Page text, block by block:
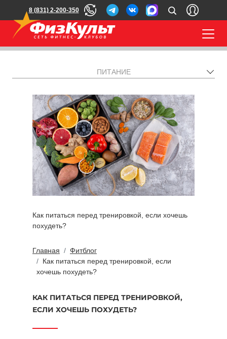
8 (831) 2-200-350
ПИТАНИЕ
Как питаться перед тренировкой, если хочешь
похудеть?
Главная
Фитблог
Как питаться перед тренировкой, если
хочешь похудеть?
КАК ПИТАТЬСЯ ПЕРЕД ТРЕНИРОВКОЙ,
ЕСЛИ ХОЧЕШЬ ПОХУДЕТЬ?